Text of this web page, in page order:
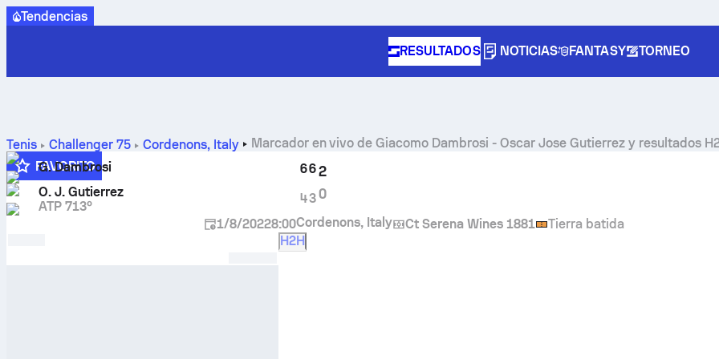
Tendencias
RESULTADOS NOTICIAS FANTASY TORNEO
Tenis Challenger 75 Cordenons, Italy Marcador en vivo deGiacomo Dambrosi -Oscar Jose Gutierrezy resultados
FAVORITO
G. Dambrosi
O. J. Gutierrez
ATP 713º
6
4
6
3
2
0
1/8/20228:00Cordenons, Italy Ct Serena Wines 1881
Tierra batida
H2H